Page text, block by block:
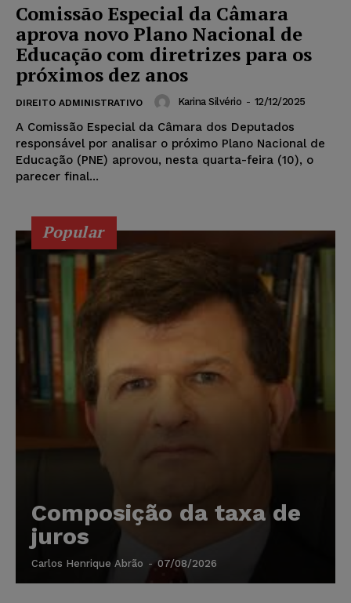
Comissão Especial da Câmara
aprova novo Plano Nacional de
Educação com diretrizes para os
próximos dez anos
DIREITO ADMINISTRATIVO Karina Silvério - 12/12/2025
A Comissão Especial da Câmara dos Deputados
responsável por analisar o próximo Plano Nacional de
Educação (PNE) aprovou, nesta quarta-feira (10), o
parecer final...
Popular
Composição da taxa de
juros
Carlos Henrique Abrão - 07/08/2026